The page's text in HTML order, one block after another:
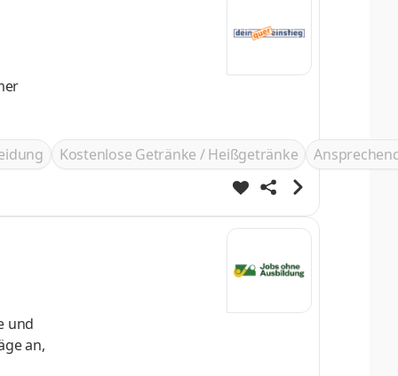
Kostenlose Getränke / Heißgetränke
und